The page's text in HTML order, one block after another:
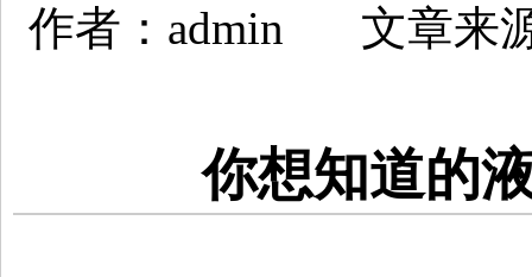
作者：admin 文章来
你想知道的